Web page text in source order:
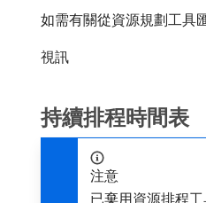
如需有關從資源規劃工具
視訊
持續排程時間表
注意
已棄用資源排程